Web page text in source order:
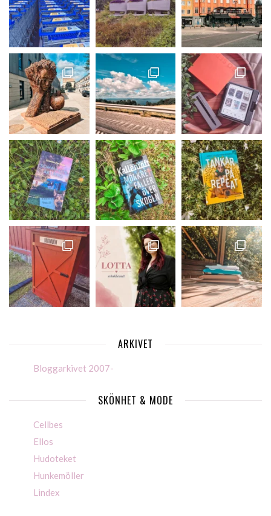
ARKIVET
Bloggarkivet 2007-
SKÖNHET & MODE
Cellbes
Ellos
Hudoteket
Hunkemöller
Lindex